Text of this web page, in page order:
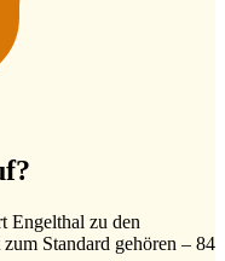
Engelthal zu den
Standard gehören – 84